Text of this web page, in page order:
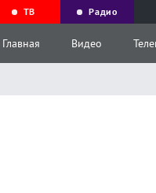
ТВ Радио
Главная Видео